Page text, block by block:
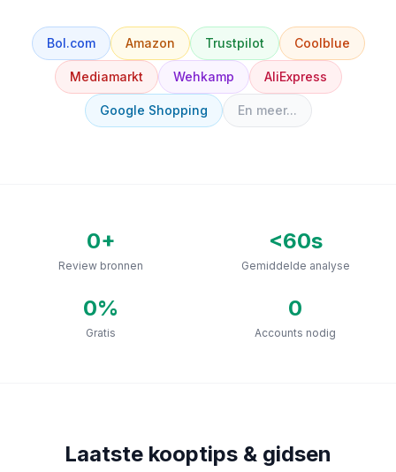
Bol.com Amazon Trustpilot Coolblue
Mediamarkt Wehkamp AliExpress
Google Shopping En meer...
0+
Review bronnen
<60s
Gemiddelde analyse
0%
Gratis
0
Accounts nodig
Laatste kooptips & gidsen